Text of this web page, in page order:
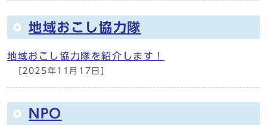
地域おこし協力隊
地域おこし協力隊を紹介します！
[2025年11月17日]
NPO